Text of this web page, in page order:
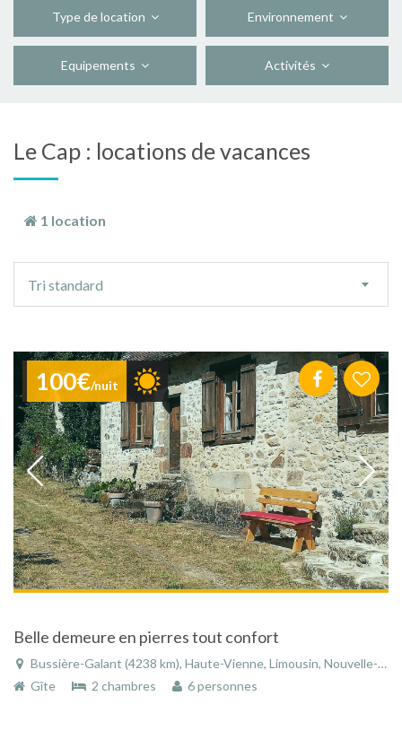
Type de location Environnement
Equipements Activités
Le Cap : locations de vacances
1 location
tri
Tri standard
100€/nuit
Belle demeure en pierres tout confort
Bussière-Galant (4238 km), Haute-Vienne, Limousin, Nouvelle-Aquitaine, France
Gîte
2 chambres 6 personnes